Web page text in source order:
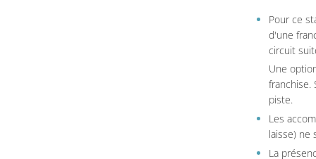
Pour ce
d'une
circuit
Une
franchise.
piste.
Les
laisse) ne
La